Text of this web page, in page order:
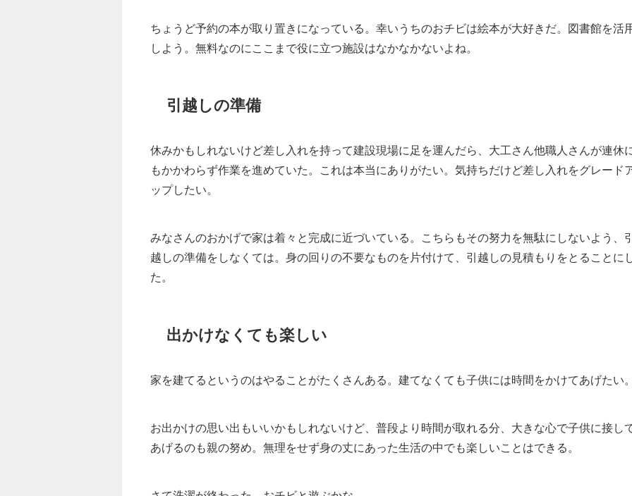
ちょうど予約の本が取り置きになっている。幸いうちのおチビは絵本が大好きだ。図書館を活
しよう。無料なのにここまで役に立つ施設はなかなかないよね。
引越しの準備
休みかもしれないけど差し入れを持って建設現場に足を運んだら、大工さん他職人さんが連休
もかかわらず作業を進めていた。これは本当にありがたい。気持ちだけど差し入れをグレード
ップしたい。
みなさんのおかげで家は着々と完成に近づいている。こちらもその努力を無駄にしないよう、
越しの準備をしなくては。身の回りの不要なものを片付けて、引越しの見積もりをとることに
た。
出かけなくても楽しい
家を建てるというのはやることがたくさんある。建てなくても子供には時間をかけてあげたい
お出かけの思い出もいいかもしれないけど、普段より時間が取れる分、大きな心で子供に接し
あげるのも親の努め。無理をせず身の丈にあった生活の中でも楽しいことはできる。